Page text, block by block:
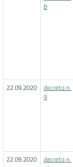
8
22.09.2020
decreto n.
9
22.09.2020
decreto n.